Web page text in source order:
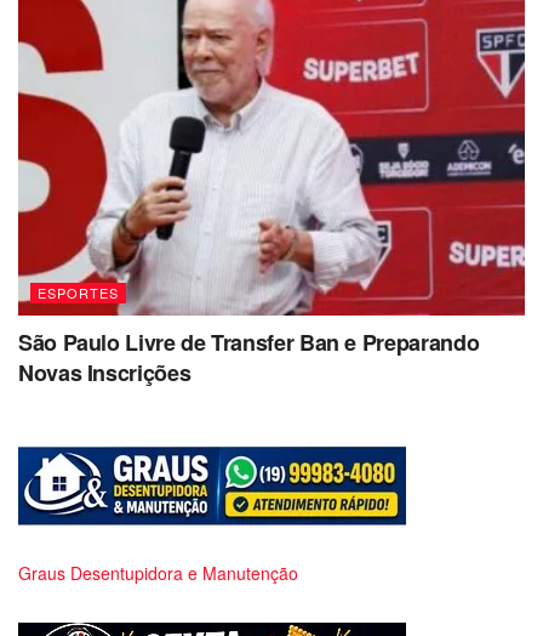
ESPORTES
São Paulo Livre de Transfer Ban e Preparando
Novas Inscrições
Graus Desentupidora e Manutenção